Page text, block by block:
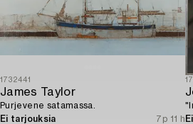
1732441
James Taylor
Purjevene satamassa.
Ei tarjouksia
7p 11 h